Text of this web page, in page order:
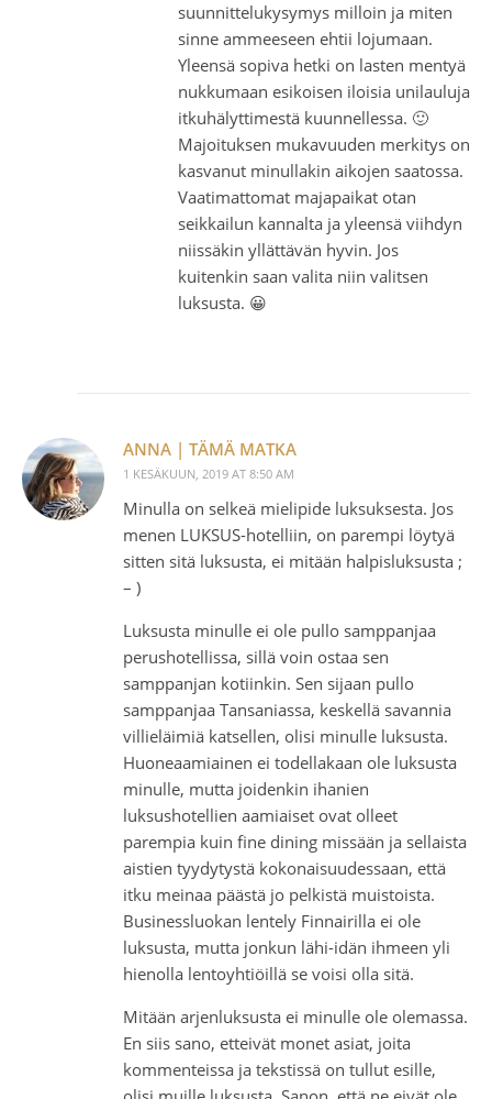
suunnittelukysymys milloin ja miten
sinne ammeeseen ehtii lojumaan.
Yleensä sopiva hetki on lasten mentyä
nukkumaan esikoisen iloisia unilauluja
itkuhälyttimestä kuunnellessa. 🙂
Majoituksen mukavuuden merkitys on
kasvanut minullakin aikojen saatossa.
Vaatimattomat majapaikat otan
seikkailun kannalta ja yleensä viihdyn
niissäkin yllättävän hyvin. Jos
kuitenkin saan valita niin valitsen
luksusta. 😀
ANNA | TÄMÄ MATKA
1 KESÄKUUN, 2019 AT 8:50 AM
Minulla on selkeä mielipide luksuksesta. Jos
menen LUKSUS-hotelliin, on parempi löytyä
sitten sitä luksusta, ei mitään halpisluksusta ;
– )
Luksusta minulle ei ole pullo samppanjaa
perushotellissa, sillä voin ostaa sen
samppanjan kotiinkin. Sen sijaan pullo
samppanjaa Tansaniassa, keskellä savannia
villieläimiä katsellen, olisi minulle luksusta.
Huoneaamiainen ei todellakaan ole luksusta
minulle, mutta joidenkin ihanien
luksushotellien aamiaiset ovat olleet
parempia kuin fine dining missään ja sellaista
aistien tyydytystä kokonaisuudessaan, että
itku meinaa päästä jo pelkistä muistoista.
Businessluokan lentely Finnairilla ei ole
luksusta, mutta jonkun lähi-idän ihmeen yli
hienolla lentoyhtiöillä se voisi olla sitä.
Mitään arjenluksusta ei minulle ole olemassa.
En siis sano, etteivät monet asiat, joita
kommenteissa ja tekstissä on tullut esille,